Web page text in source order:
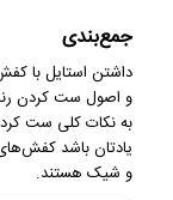
جمع‌بندی
داشتن استایل با
و اصول ست کردن
به نکات کلی ست
یادتان باشد
و شیک هستند.